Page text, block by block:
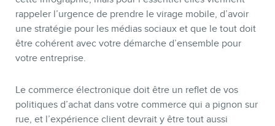
rappeler l’urgence de prendre le virage mobile, d’avoir
une stratégie pour les médias sociaux et que le tout doit
être cohérent avec votre démarche d’ensemble pour
votre entreprise.
Le commerce électronique doit être un reflet de vos
politiques d’achat dans votre commerce qui a pignon sur
rue, et l’expérience client devrait y être tout aussi